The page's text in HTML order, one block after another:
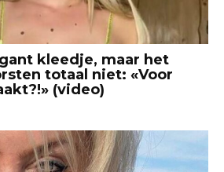
kleedje, maar het
totaal niet: «Voor
(video)